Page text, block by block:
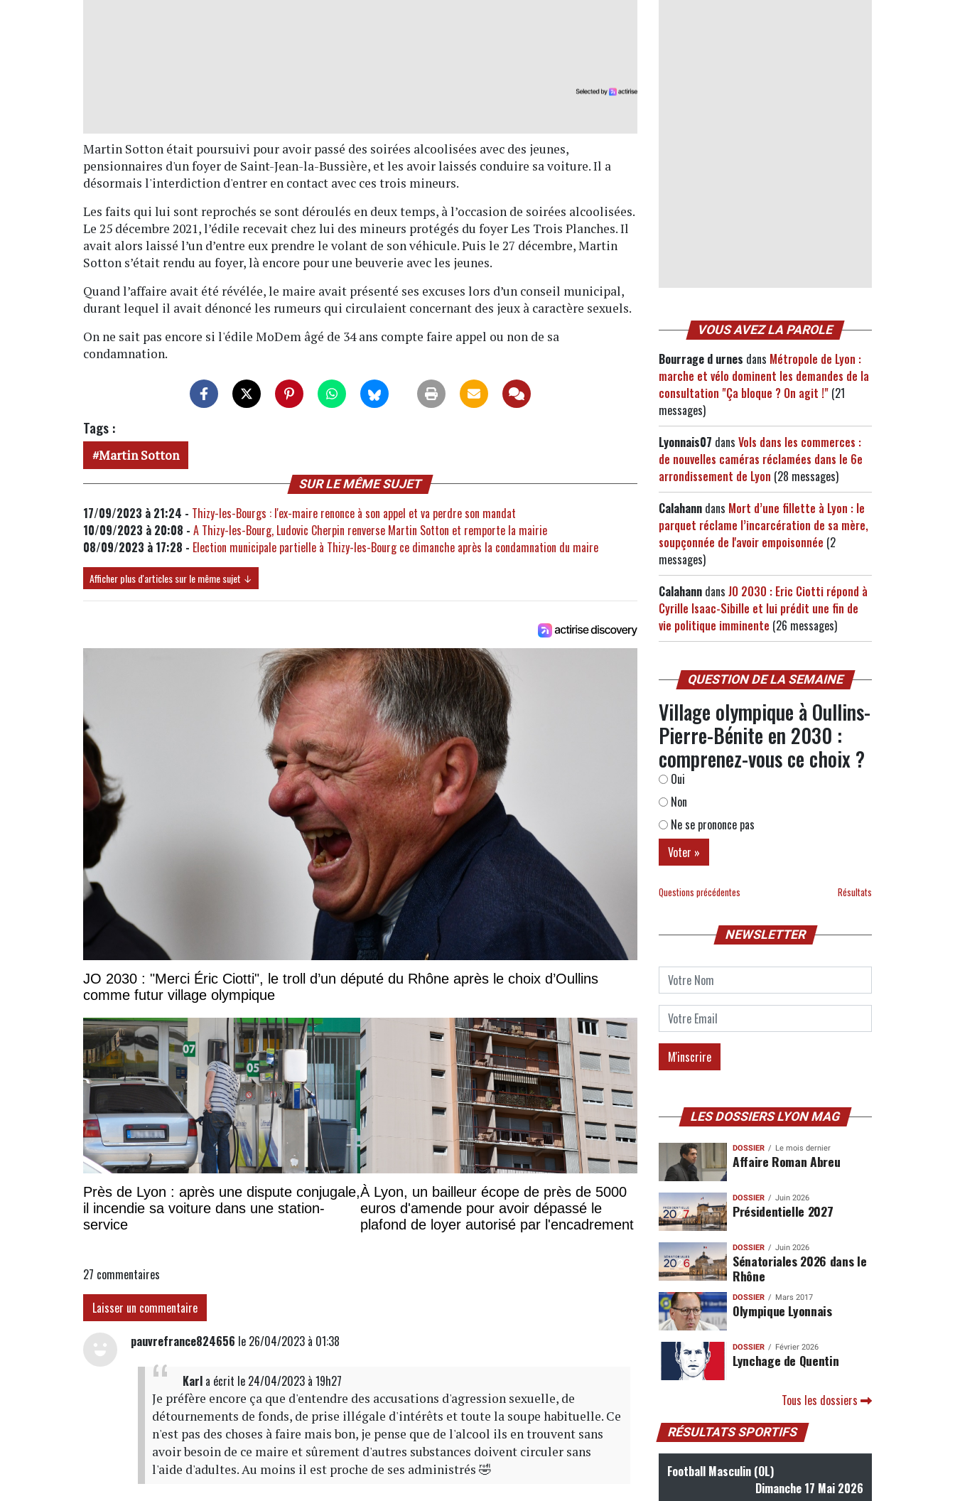
Martin Sotton était poursuivi pour avoir passé des soirées alcoolisées avec des jeunes,
pensionnaires d'un foyer de Saint-Jean-la-Bussière, et les avoir laissés conduire sa voiture. Il a
désormais l'interdiction d'entrer en contact avec ces trois mineurs.
Les faits qui lui sont reprochés se sont déroulés en deux temps, à l’occasion de soirées alcoolisées.
Le 25 décembre 2021, l’édile recevait chez lui des mineurs protégés du foyer Les Trois Planches. Il
avait alors laissé l’un d’entre eux prendre le volant de son véhicule. Puis le 27 décembre, Martin
Sotton s’était rendu au foyer, là encore pour une beuverie avec les jeunes.
Quand l’affaire avait été révélée, le maire avait présenté ses excuses lors d’un conseil municipal,
durant lequel il avait dénoncé les rumeurs qui circulaient concernant des jeux à caractère sexuels.
On ne sait pas encore si l'édile MoDem âgé de 34 ans compte faire appel ou non de sa
condamnation.
Tags :
Martin Sotton
SUR LE MÊME SUJET
17/09/2023 à 21:24 - Thizy-les-Bourgs : l'ex-maire renonce à son appel et va perdre son mandat
10/09/2023 à 20:08 - A Thizy-les-Bourg, Ludovic Cherpin renverse Martin Sotton et remporte la mairie
08/09/2023 à 17:28 - Election municipale partielle à Thizy-les-Bourg ce dimanche après la condamnation du maire
Afficher plus d'articles sur le même sujet ↓
JO 2030 : "Merci Éric Ciotti", le troll d’un député du Rhône après le choix d’Oullins
comme futur village olympique
Près de Lyon : après une dispute conjugale,
il incendie sa voiture dans une station-
service
À Lyon, un bailleur écope de près de 5000
euros d'amende pour avoir dépassé le
plafond de loyer autorisé par l'encadrement
27 commentaires
Laisser un commentaire
pauvrefrance824656 le 26/04/2023 à 01:38
Karl a écrit le 24/04/2023 à 19h27
Je préfère encore ça que d'entendre des accusations d'agression sexuelle, de
détournements de fonds, de prise illégale d'intérêts et toute la soupe habituelle. Ce
n'est pas des choses à faire mais bon, je pense que de l'alcool ils en trouvent sans
avoir besoin de ce maire et sûrement d'autres substances doivent circuler sans
l'aide d'adultes. Au moins il est proche de ses administrés 🤣
VOUS AVEZ LA PAROLE
Bourrage d urnes dans Métropole de Lyon :
marche et vélo dominent les demandes de la
consultation "Ça bloque ? On agit !" (21
messages)
Lyonnais07 dans Vols dans les commerces :
de nouvelles caméras réclamées dans le 6e
arrondissement de Lyon (28 messages)
Calahann dans Mort d’une fillette à Lyon : le
parquet réclame l’incarcération de sa mère,
soupçonnée de l'avoir empoisonnée (2
messages)
Calahann dans JO 2030 : Eric Ciotti répond à
Cyrille Isaac-Sibille et lui prédit une fin de
vie politique imminente (26 messages)
QUESTION DE LA SEMAINE
Village olympique à Oullins-
Pierre-Bénite en 2030 :
comprenez-vous ce choix ?
Oui
Non
Ne se prononce pas
Questions précédentes Résultats
NEWSLETTER
LES DOSSIERS LYON MAG
DOSSIER Le mois dernier
Affaire Roman Abreu
DOSSIER Juin 2026
Présidentielle 2027
DOSSIER Juin 2026
Sénatoriales 2026 dans le
Rhône
DOSSIER Mars 2017
Olympique Lyonnais
DOSSIER Février 2026
Lynchage de Quentin
Tous les dossiers
RÉSULTATS SPORTIFS
Football Masculin (OL)
Dimanche 17 Mai 2026